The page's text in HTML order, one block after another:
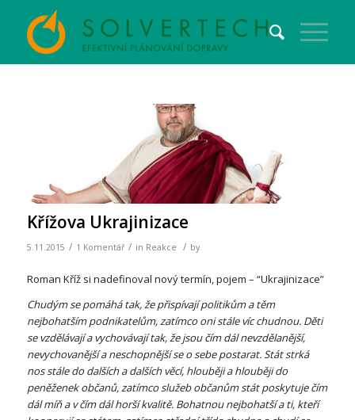
Křížova Ukrajinizace
5.11.2015 / 1 Komentář / in Reakce / by
Roman Kříž si nadefinoval nový termín, pojem – “Ukrajinizace”
Chudým se pomáhá tak, že přispívají politikům a těm
nejbohatším podnikatelům, zatímco oni stále víc chudnou. Děti
se vzdělávají a vychovávají tak, že jsou čím dál nevzdělanější,
nevychovanější a neschopnější se o sebe postarat. Stát strká
nos stále do dalších a dalších věcí, hlouběji a hlouběji do
peněženek občanů, zatímco služeb občanům stát poskytuje čím
dál míň a v čím dál horší kvalitě. Bohatnou nejbohatší a ti, kteří